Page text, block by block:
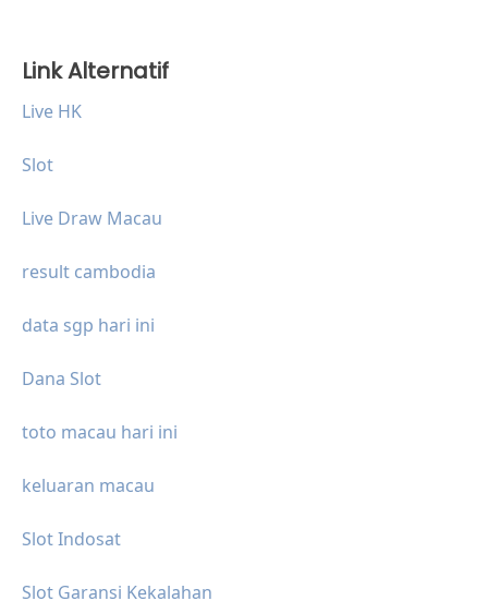
Link Alternatif
Live HK
Slot
Live Draw Macau
result cambodia
data sgp hari ini
Dana Slot
toto macau hari ini
keluaran macau
Slot Indosat
Slot Garansi Kekalahan